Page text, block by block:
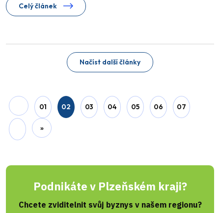
Celý článek
Načíst další články
01 02 03 04 05 06 07
»
Podnikáte v Plzeňském kraji?
Chcete zviditelnit svůj byznys v našem regionu?